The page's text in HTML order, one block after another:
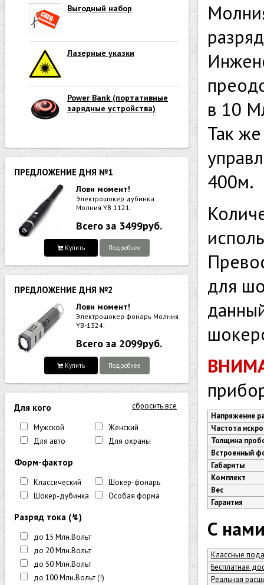
Выгодный набор
Лазерные указки
Power Bank (портативные
зарядные устройства)
ПРЕДЛОЖЕНИЕ ДНЯ №1
Лови момент!
Электрошокер дубинка
Молния YB 1121.
Всего за 3499руб.
Купить Подробнее
ПРЕДЛОЖЕНИЕ ДНЯ №2
Лови момент!
Электрошокер фонарь Молния
YB-1324.
Всего за 2099руб.
Купить Подробнее
сбросить все
Для кого
Мужской
Женский
Для авто
Для охраны
Форм-фактор
Классический
Шокер-фонарь
Шокер-дубинка
Особая форма
Разряд тока (↯)
до 15 Млн.Вольт
до 20 Млн.Вольт
до 50 Млн.Вольт
до 100 Млн.Вольт (!)
в 10
Так
400м.
для
Напряжение
Частота
Толщина
Встроенный
Габариты
Комплект
Вес
Гарантия
С
Классные
Бесплатная
Реальная